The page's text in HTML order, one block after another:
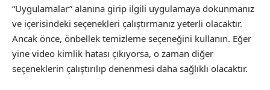
“Uygulamalar” alanına girip ilgili uygulamaya dokunmanız
ve içerisindeki seçenekleri çalıştırmanız yeterli olacaktır.
Ancak önce, önbellek temizleme seçeneğini kullanın. Eğer
yine video kimlik hatası çıkıyorsa, o zaman diğer
seçeneklerin çalıştırılıp denenmesi daha sağlıklı olacaktır.